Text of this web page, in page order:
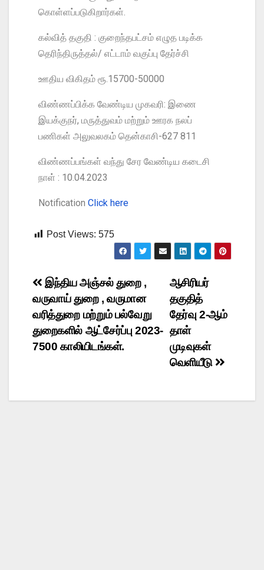
கொள்ளப்படுகிறார்கள்.
கல்வித் தகுதி : குறைந்தபட்சம் எழுத படிக்க
தெரிந்திருத்தல்/ எட்டாம் வகுப்பு தேர்ச்சி
ஊதிய விகிதம் ரூ.15700-50000
விண்ணப்பிக்க வேண்டிய முகவரி: இணை
இயக்குநர், மருத்துவம் மற்றும் ஊரக நலப்
பணிகள் அலுவலகம் தென்காசி-627 811
விண்ணப்பங்கள் வந்து சேர வேண்டிய கடைசி
நாள் : 10.04.2023
Notification Click here
Post Views: 575
ஆசிரியர்
தகுதித்
தேர்வு 2-ஆம்
தாள்
முடிவுகள்
வெளியீடு
இந்திய அஞ்சல் துறை ,
வருவாய் துறை , வருமான
வரித்துறை மற்றும் பல்வேறு
துறைகளில் ஆட்சேர்ப்பு 2023-
7500 காலியிடங்கள்.